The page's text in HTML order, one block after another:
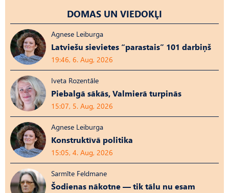
DOMAS UN VIEDOKĻI
Agnese Leiburga
Latviešu sievietes “parastais” 101 darbiņš
19:46, 6. Aug, 2026
Iveta Rozentāle
Piebalgā sākās, Valmierā turpinās
15:07, 5. Aug, 2026
Agnese Leiburga
Konstruktīvā politika
15:05, 4. Aug, 2026
Sarmīte Feldmane
Šodienas nākotne — tik tālu nu esam